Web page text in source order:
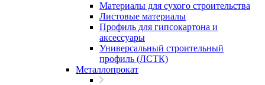
Материалы для сухого строительства
Листовые материалы
Профиль для гипсокартона и
аксессуары
Универсальный строительный
профиль (ЛСТК)
Металлопрокат